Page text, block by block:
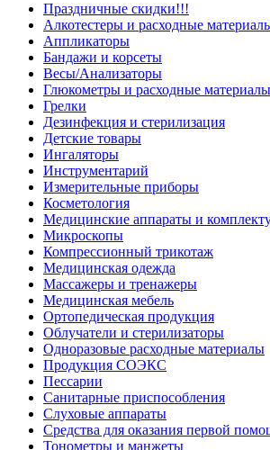
Праздничные скидки!!!
Алкотестеры и расходные
Аппликаторы
Бандажи и корсеты
Весы/Анализаторы
Глюкометры и расходные материалы
Грелки
Дезинфекция и стерилизация
Детские товары
Ингаляторы
Инструментарий
Измерительные приборы
Косметология
Медицинские аппараты и
Микроскопы
Компрессионный трикотаж
Медицинская одежда
Массажеры и тренажеры
Медицинская мебель
Ортопедическая продукция
Облучатели и стерилизаторы
Одноразовые расходные материалы
Продукция СОЭКС
Пессарии
Санитарные приспособления
Слуховые аппараты
Средства для оказания первой
Тонометры и манжеты